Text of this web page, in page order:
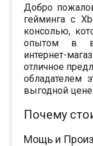
Добро
гейминга с
консолью,
опытом в
интернет-
отличное
обладателем
выгодной цене.
Почему
Мощь и